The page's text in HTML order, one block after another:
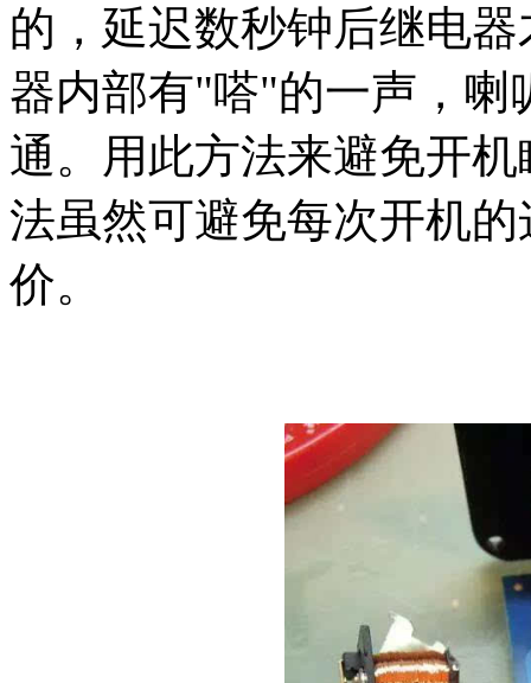
的，延迟数秒钟后继电
器内部有"嗒"的一声，喇
通。用此方法来避免开
法虽然可避免每次开机
价。